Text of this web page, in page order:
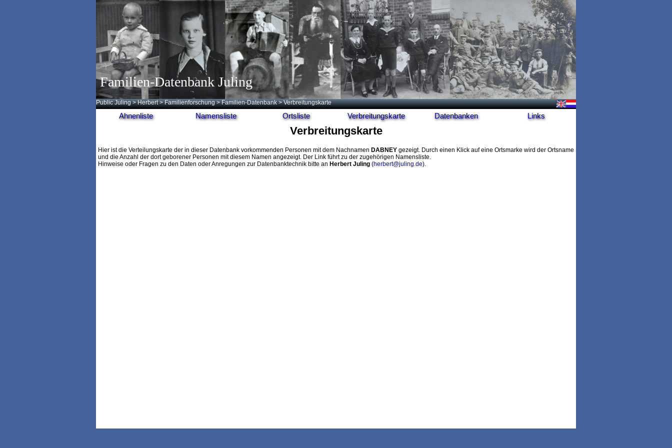
Familien-Datenbank Juling
Public Juling >Herbert >Familienforschung >Familien-Datenbank > Verbreitungskarte
Ahnenliste Namensliste Ortsliste Verbreitungskarte Datenbanken Links
Verbreitungskarte
Hier ist die Verteilungskarte der in dieser Datenbank vorkommenden Personen mit dem Nachnamen DABNEY gezeigt. Durch einen Klick auf eine Ortsmarke wird der Ortsname
und die Anzahl der dort geborener Personen mit diesem Namen angezeigt. Der Link führt zu der zugehörigen Namensliste.
Hinweise oder Fragen zu den Daten oder Anregungen zur Datenbanktechnik bitte an Herbert Juling (herbert@juling.de).